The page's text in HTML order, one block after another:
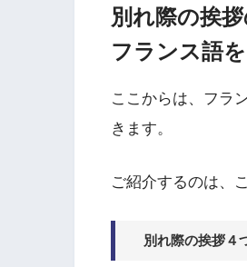
別れ際の挨
フランス語
ここからは、フラ
きます。
ご紹介するのは、
別れ際の挨拶４